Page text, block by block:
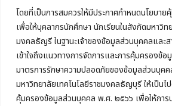
โดยที่เป็นการสมควรให้มีประกาศกำหนดนโยบา
เพื่อให้บุคลากรนักศึกษา นักเรียนในสังกัดมหาวิท
มงคลธัญรี ในฐานะเจ้าของข้อมูลส่วนบุคคลและ
เข้าใจถึงแนวทางการจัดการและการคุ้มครองข้
มาตรการรักษาความปลอดภัยของข้อมูลส่วนบุคค
มหาวิทยาลัยเทคโนโลยีราชมงคลธัญบุรี ให้เป็น
คุ้มครองข้อมูลส่วนบุคคล พ.ศ. ๒๕๖๖ เพื่อให้การ